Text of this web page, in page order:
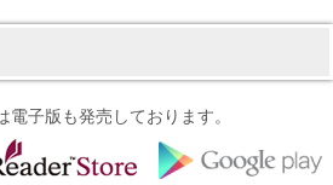
電子版も発売しております。